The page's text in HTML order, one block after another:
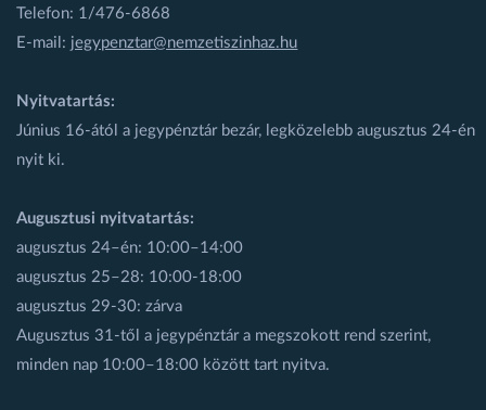
Telefon: 1/476-6868
E-mail: jegypenztar@nemzetiszinhaz.hu
Nyitvatartás:
Június 16-ától a jegypénztár bezár, legközelebb augusztus 24-én
nyit ki.
Augusztusi nyitvatartás:
augusztus 24–én: 10:00–14:00
augusztus 25–28: 10:00-18:00
augusztus 29-30: zárva
Augusztus 31-től a jegypénztár a megszokott rend szerint,
minden nap 10:00–18:00 között tart nyitva.